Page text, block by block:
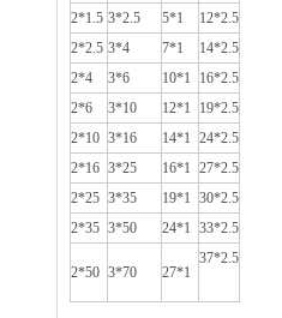
2*1.5 3*2.5 5*1
12*2.5
2*2.5 3*4 7*1
14*2.5
2*4
3*6 10*1
16*2.5
2*6
3*10 12*1
19*2.5
2*10 3*16 14*1 24*2.5
2*16 3*25 16*1 27*2.5
2*25 3*35 19*1 30*2.5
2*35 3*50 24*1 33*2.5
2*50 3*70 27*1
37*2.5